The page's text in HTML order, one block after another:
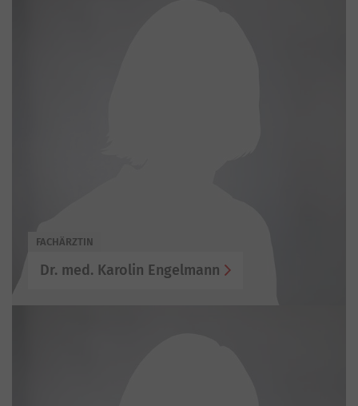
FACHÄRZTIN
Dr. med. Karolin Engelmann